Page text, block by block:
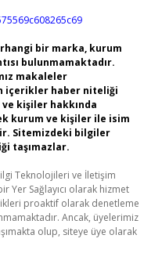
bir marka, kurum
bulunmamaktadır.
makaleler
içerikler haber niteliği
kişiler hakkında
kurum ve kişiler ile isim
Sitemizdeki bilgiler
taşımazlar.
Teknolojileri ve İletişim
Yer Sağlayıcı olarak hizmet
proaktif olarak denetleme
Ancak, üyelerimiz
olup, siteye üye olarak